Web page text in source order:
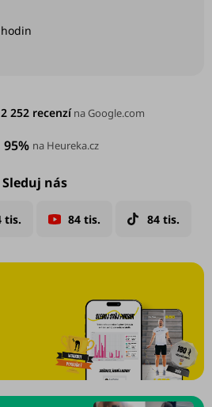
Sleduj nás
2 252 recenzína Google.com
95% na Heureka.cz